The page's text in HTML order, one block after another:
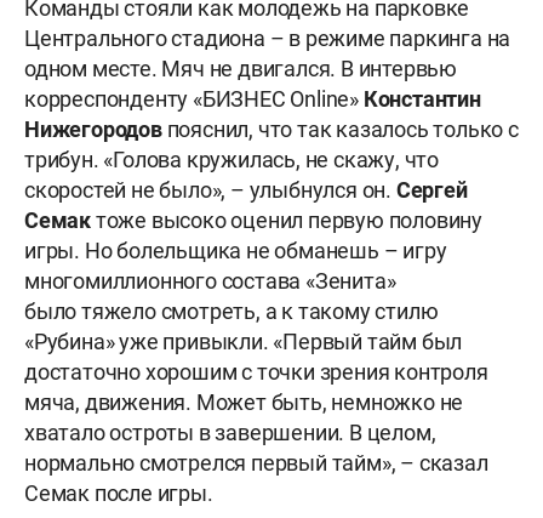
Команды стояли как молодежь на парковке
Центрального стадиона – в режиме паркинга на
одном месте. Мяч не двигался. В интервью
корреспонденту «БИЗНЕС Online» Константин
Нижегородов пояснил, что так казалось только с
трибун. «Голова кружилась, не скажу, что
скоростей не было», – улыбнулся он. Сергей
Семактоже высоко оценил первую половину
игры. Но болельщика не обманешь – игру
многомиллионного состава «Зенита»
было тяжело смотреть, а к такому стилю
«Рубина» уже привыкли. «Первый тайм был
достаточно хорошим с точки зрения контроля
мяча, движения. Может быть, немножко не
хватало остроты в завершении. В целом,
нормально смотрелся первый тайм», – сказал
Семак после игры.